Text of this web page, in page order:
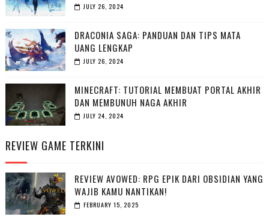
JULY 26, 2024
DRACONIA SAGA: PANDUAN DAN TIPS MATA
UANG LENGKAP
JULY 26, 2024
MINECRAFT: TUTORIAL MEMBUAT PORTAL AKHIR
DAN MEMBUNUH NAGA AKHIR
JULY 24, 2024
REVIEW GAME TERKINI
REVIEW AVOWED: RPG EPIK DARI OBSIDIAN YANG
WAJIB KAMU NANTIKAN!
FEBRUARY 15, 2025